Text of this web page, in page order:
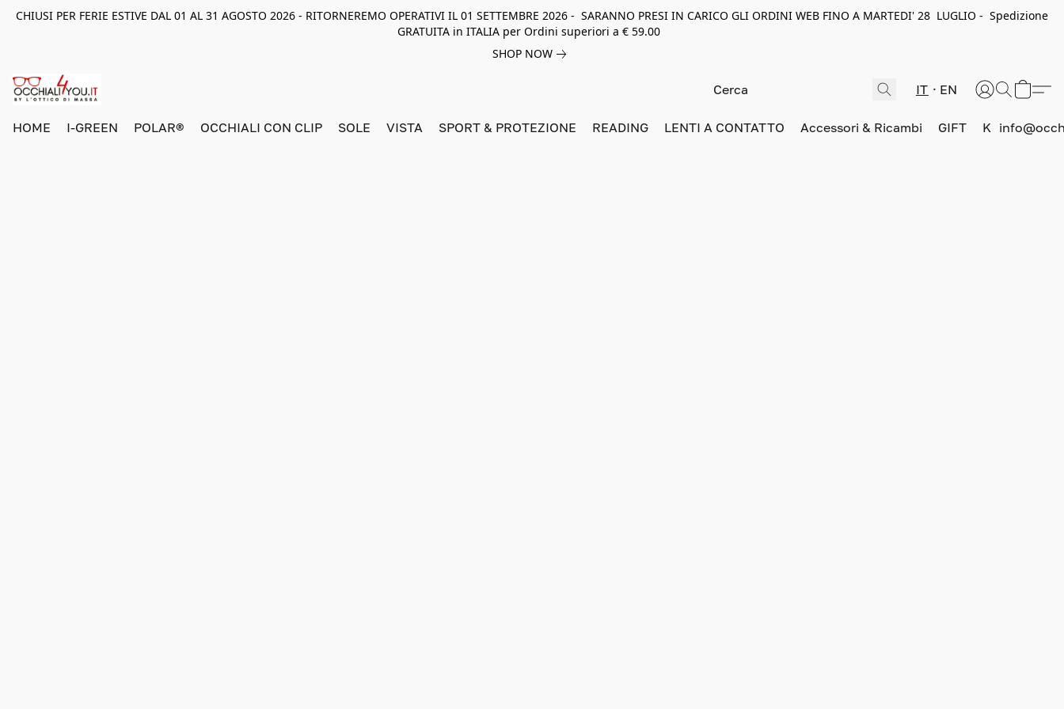
CHIUSI PER FERIE ESTIVE DAL 01 AL 31 AGOSTO 2026 - RITORNEREMO OPERATIVI IL 01 SETTEMBRE 2026 - SARANNO PRESI IN CARICO GLI ORDINI WEB FINO A MARTEDI' 28 LUGLIO - Spedizione
GRATUITA in ITALIA per Ordini superiori a € 59.00
SHOP NOW
IT EN
HOME I-GREEN POLAR® OCCHIALI CON CLIP SOLE VISTA SPORT & PROTEZIONE READING LENTI A CONTATTO Accessori & Ricambi GIFT K